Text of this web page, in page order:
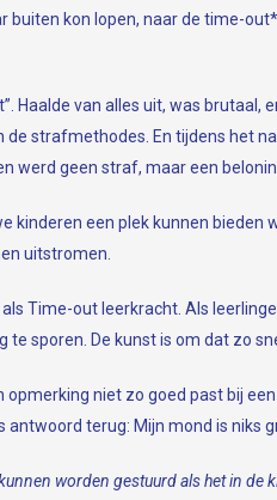
buiten kon lopen, naar de time-
Haalde van alles uit, was
strafmethodes. En tijdens het
werd geen straf, maar een
kinderen een plek kunnen
uitstromen.
Time-out leerkracht. Als
sporen. De kunst is om dat zo
opmerking niet zo goed past bij
antwoord terug: Mijn mond is niks
worden gestuurd als het in de